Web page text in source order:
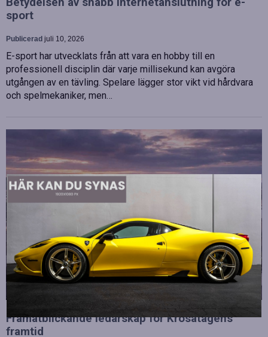
sport
Publicerad juli 10, 2026
E-sport har utvecklats från att vara en hobby till en
professionell disciplin där varje millisekund kan avgöra
utgången av en tävling. Spelare lägger stor vikt vid hårdvara
och spelmekaniker, men…
Framåtblickande ledarskap för Krösatågens
framtid